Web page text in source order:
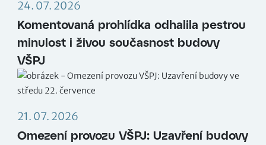
24. 07. 2026
Komentovaná prohlídka odhalila pestrou
minulost i živou současnost budovy
VŠPJ
21. 07. 2026
Omezení provozu VŠPJ: Uzavření budovy